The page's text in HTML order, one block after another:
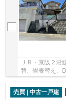
ＪＲ・京阪２
替、畳表替え、
圏内に商業施設
売買 | 中古一戸建